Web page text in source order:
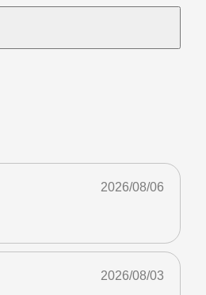
2026/08/06
2026/08/03